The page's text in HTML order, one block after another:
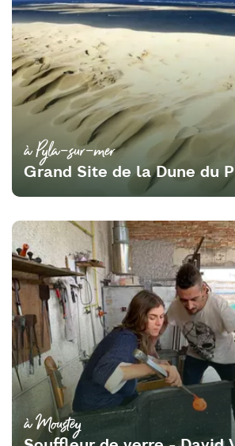
à Pyla-sur-mer
Grand Site de la Dune du
à Moustey